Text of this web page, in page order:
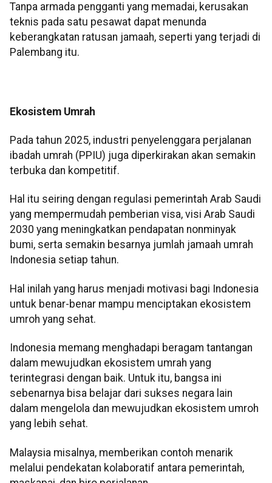
Tanpa armada pengganti yang memadai, kerusakan
teknis pada satu pesawat dapat menunda
keberangkatan ratusan jamaah, seperti yang terjadi di
Palembang itu.
Ekosistem Umrah
Pada tahun 2025, industri penyelenggara perjalanan
ibadah umrah (PPIU) juga diperkirakan akan semakin
terbuka dan kompetitif.
Hal itu seiring dengan regulasi pemerintah Arab Saudi
yang mempermudah pemberian visa, visi Arab Saudi
2030 yang meningkatkan pendapatan nonminyak
bumi, serta semakin besarnya jumlah jamaah umrah
Indonesia setiap tahun.
Hal inilah yang harus menjadi motivasi bagi Indonesia
untuk benar-benar mampu menciptakan ekosistem
umroh yang sehat.
Indonesia memang menghadapi beragam tantangan
dalam mewujudkan ekosistem umrah yang
terintegrasi dengan baik. Untuk itu, bangsa ini
sebenarnya bisa belajar dari sukses negara lain
dalam mengelola dan mewujudkan ekosistem umroh
yang lebih sehat.
Malaysia misalnya, memberikan contoh menarik
melalui pendekatan kolaboratif antara pemerintah,